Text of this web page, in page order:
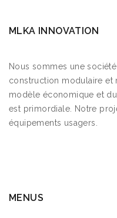
MLKA INNOVATION
Nous sommes une
construction modulaire et
modèle économique et
est primordiale. Notre
équipements usagers.
MENUS